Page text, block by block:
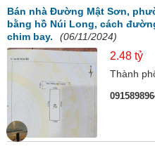
Bán nhà Đường Mật Sơn,
bằng hồ Núi Long, cách
chim bay.
(06/11/2024)
2.48 tỷ
Thành